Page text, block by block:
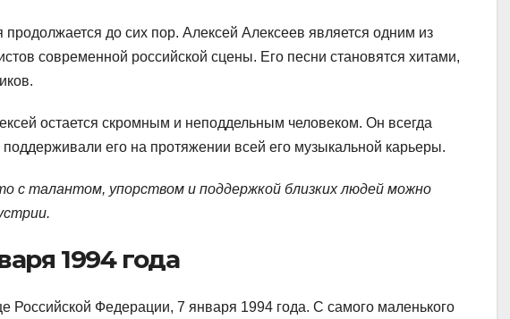
продолжается до сих пор. Алексей Алексеев является одним из
современной российской сцены. Его песни становятся хитами,
остается скромным и неподдельным человеком. Он всегда
его на протяжении всей его музыкальной карьеры.
с талантом, упорством и поддержкой близких людей можно
1994 года
Российской Федерации, 7 января 1994 года. С самого маленького